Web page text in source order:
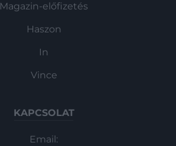
Magazin-előfizetés
Haszon
In
Vince
KAPCSOLAT
Email: